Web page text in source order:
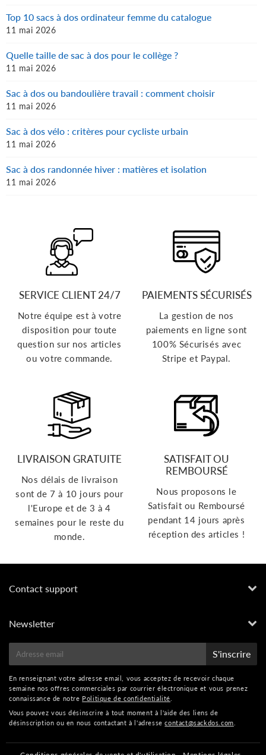
Top 10 sacs à dos ordinateur femme du catalogue
11 mai 2026
Quelle taille de sac à dos pour le collège ?
11 mai 2026
Sac à dos ou bandoulière travail : comment choisir
11 mai 2026
Sac à dos vélo : critères pour cycliste urbain
11 mai 2026
Sac à dos randonnée hiver : matières et isolation
11 mai 2026
SERVICE CLIENT 24/7
Notre équipe est à votre
disposition pour toute
question sur nos articles
ou votre commande.
PAIEMENTS SÉCURISÉS
La gestion de nos
paiements en ligne sont
100% Sécurisés avec
Stripe et Paypal.
LIVRAISON GRATUITE
Nos délais de livraison
sont de 7 à 10 jours pour
l'Europe et de 3 à 4
semaines pour le reste du
monde.
SATISFAIT OU
REMBOURSÉ
Nous proposons le
Satisfait ou Remboursé
pendant 14 jours après
réception des articles !
Contact support
Newsletter
mail
S'inscrire
En renseignant votre adresse email, vous acceptez de recevoir chaque
semaine nos offres commerciales par courrier électronique et vous prenez
connaissance de notre Politique de confidentialité
Vous pouvez vous désinscrire à tout moment à l'aide des liens de
désinscription ou en nous contactant à l'adressecontact@sackdos.com